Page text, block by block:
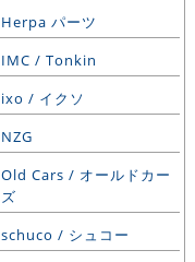
Herpa パーツ
IMC / Tonkin
ixo / イクソ
NZG
Old Cars / オールドカー
ズ
schuco / シュコー